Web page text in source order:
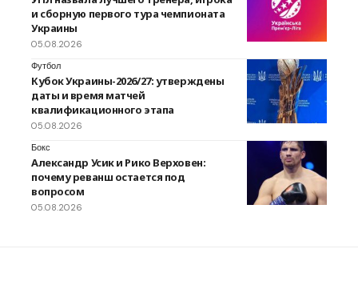
и сборную первого тура чемпионата
Украины
05.08.2026
Футбол
Кубок Украины-2026/27: утверждены
даты и время матчей
квалификационного этапа
05.08.2026
Бокс
Александр Усик и Рико Верховен:
почему реванш остается под
вопросом
05.08.2026